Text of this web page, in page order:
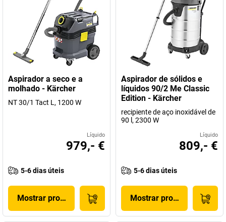
Aspirador a seco e a
molhado - Kärcher
NT 30/1 Tact L, 1200 W
Líquido
979,- €
5-6 dias úteis
Mostrar produto
Aspirador de sólidos e
líquidos 90/2 Me Classic
Edition - Kärcher
recipiente de aço inoxidável de
90 l, 2300 W
Líquido
809,- €
5-6 dias úteis
Mostrar produto